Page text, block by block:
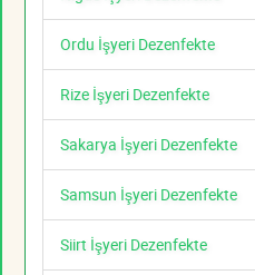
Ordu İşyeri Dezenfekte
Rize İşyeri Dezenfekte
Sakarya İşyeri Dezenfekte
Samsun İşyeri Dezenfekte
Siirt İşyeri Dezenfekte